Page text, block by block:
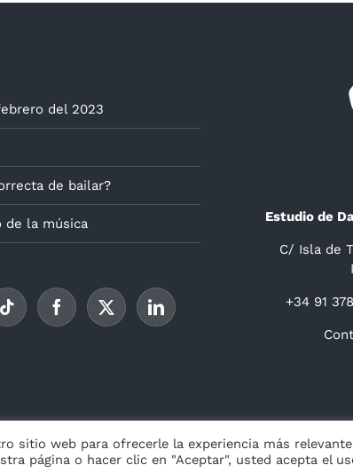
del 2023
de bailar?
de la música Estudio de
C/ Isla de
+34 91
sitio web para ofrecerle la experiencia más
página o hacer clic en "Aceptar", usted acepta el